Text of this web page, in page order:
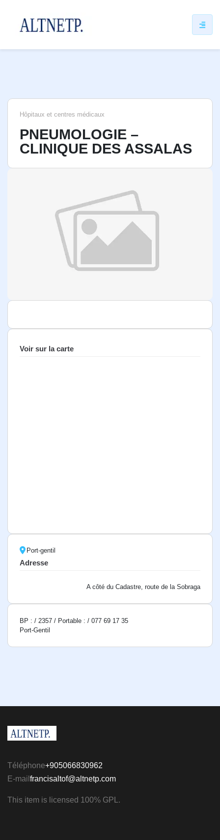
Hôpitaux et centres médicaux
PNEUMOLOGIE –
CLINIQUE DES ASSALAS
Voir sur la carte
Port-gentil
Adresse
A côté du Cadastre, route de la Sobraga
BP : / 2357 / Portable : / 077 69 17 35
Port-Gentil
Téléphone+905066830962
E-mail francisaltof@altnetp.com
This item is licensed 100% GPL.